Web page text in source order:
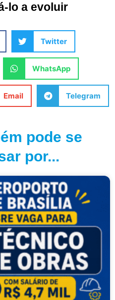
lo a evoluir
Twitter
WhatsApp
Email Telegram
pode se
por...